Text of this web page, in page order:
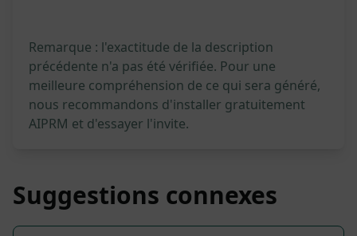
Remarque : l'exactitude de la description
précédente n'a pas été vérifiée. Pour une
meilleure compréhension de ce qui sera généré,
nous recommandons d'installer gratuitement
AIPRM et d'essayer l'invite.
Suggestions connexes